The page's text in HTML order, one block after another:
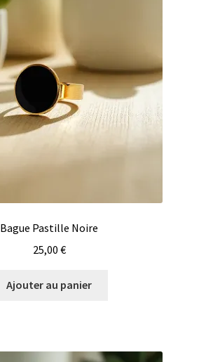
Bague Pastille Noire
25,00 €
Ajouter au panier